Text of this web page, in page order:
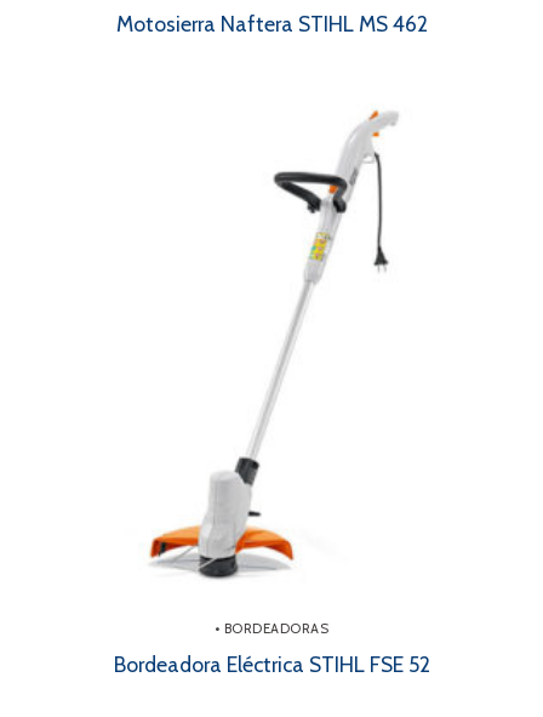
Motosierra Naftera STIHL MS 462
• BORDEADORAS
Bordeadora Eléctrica STIHL FSE 52